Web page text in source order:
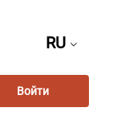
RU
Войти